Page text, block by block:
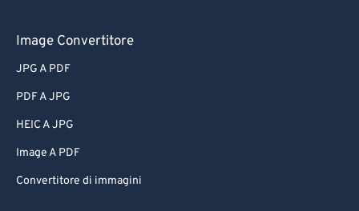
Image Convertitore
JPG A PDF
PDF A JPG
HEIC A JPG
Image A PDF
Convertitore di immagini